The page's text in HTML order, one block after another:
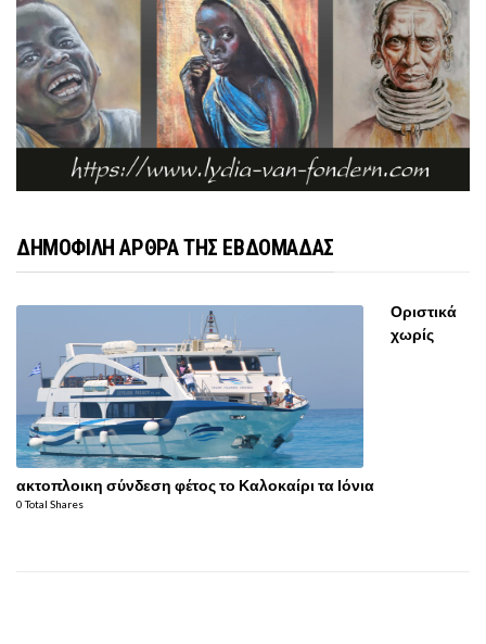
ΔΗΜΟΦΙΛΗ ΑΡΘΡΑ ΤΗΣ ΕΒΔΟΜΑΔΑΣ
Οριστικά
χωρίς
ακτοπλοικη σύνδεση φέτος το Καλοκαίρι τα Ιόνια
0 Total Shares